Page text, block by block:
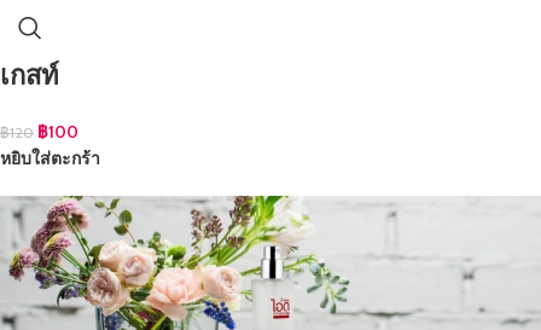
เกสท์
฿120 ฿100
หยิบใส่ตะกร้า